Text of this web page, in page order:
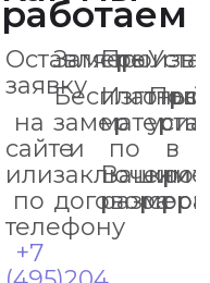
работаем
Оставляете
заявку
на
сайте
или
по
телефону
+7
Замеры
Бесплатный
замер
и
заключение
договора
по
Вашим
в